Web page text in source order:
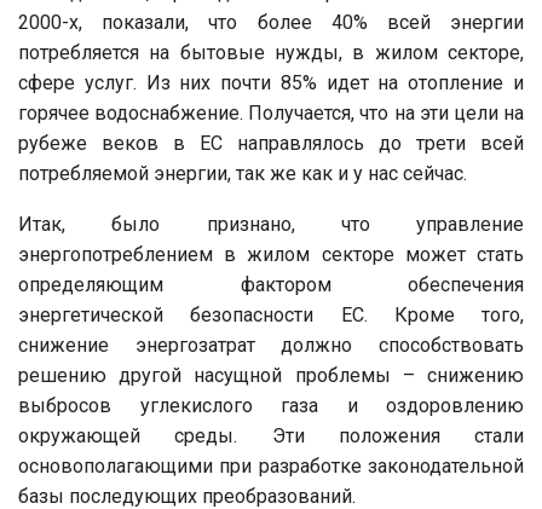
2000-х, показали, что более 40% всей энергии
потребляется на бытовые нужды, в жилом секторе,
сфере услуг. Из них почти 85% идет на отопление и
горячее водоснабжение. Получается, что на эти цели на
рубеже веков в ЕС направлялось до трети всей
потребляемой энергии, так же как и у нас сейчас.
Итак, было признано, что управление
энергопотреблением в жилом секторе может стать
определяющим фактором обеспечения
энергетической безопасности ЕС. Кроме того,
снижение энергозатрат должно способствовать
решению другой насущной проблемы – снижению
выбросов углекислого газа и оздоровлению
окружающей среды. Эти положения стали
основополагающими при разработке законодательной
базы последующих преобразований.